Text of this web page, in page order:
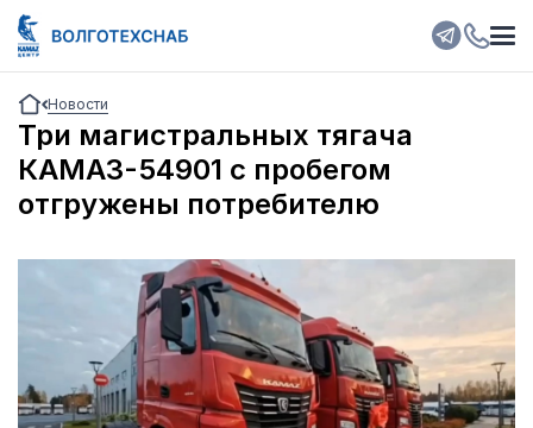
Новости
Три магистральных тягача
КАМАЗ-54901 с пробегом
отгружены потребителю